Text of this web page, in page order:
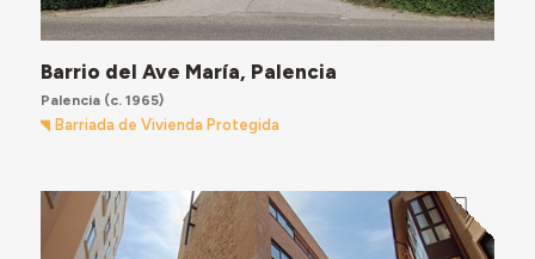
Barrio del Ave María, Palencia
Palencia(c. 1965)
Barriada de Vivienda Protegida